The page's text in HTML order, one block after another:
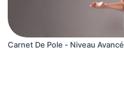
Carnet De Pole - Niveau Avancé